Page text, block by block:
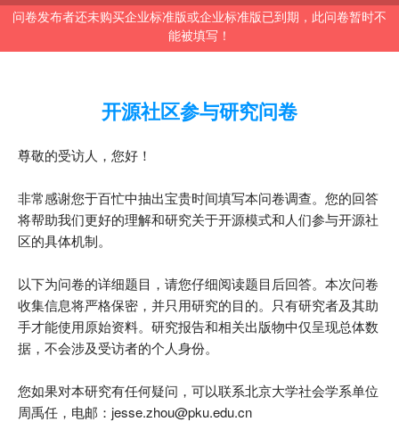
问卷发布者还未购买企业标准版或企业标准版已到期，此问卷暂时不
能被填写！
开源社区参与研究问卷
尊敬的受访人，您好！
非常感谢您于百忙中抽出宝贵时间填写本问卷调查。您的回答
将帮助我们更好的理解和研究关于开源模式和人们参与开源社
区的具体机制。
以下为问卷的详细题目，请您仔细阅读题目后回答。本次问卷
收集信息将严格保密，并只用研究的目的。只有研究者及其助
手才能使用原始资料。研究报告和相关出版物中仅呈现总体数
据，不会涉及受访者的个人身份。
您如果对本研究有任何疑问，可以联系北京大学社会学系单位
周禹任，电邮：jesse.zhou@pku.edu.cn